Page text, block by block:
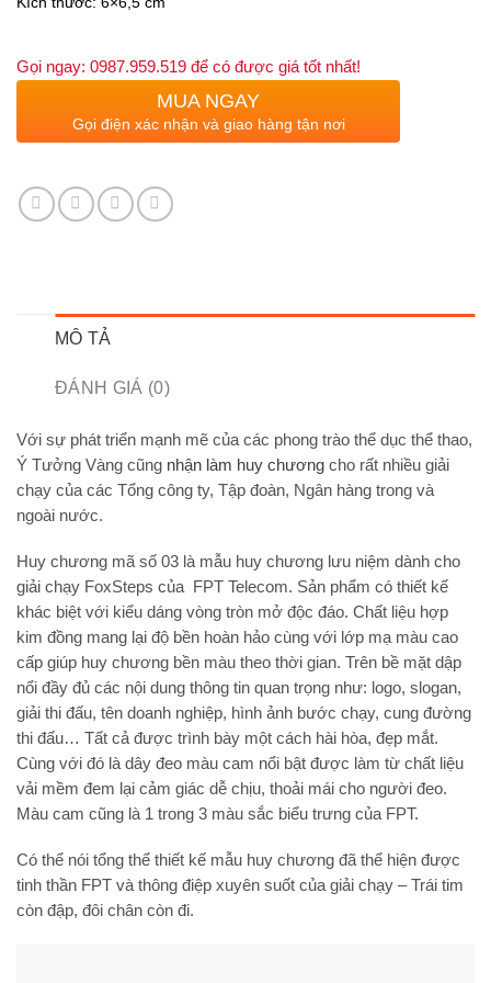
Gọi ngay: 0987.959.519 để có được giá tốt nhất!
MUA NGAY
Gọi điện xác nhận và giao hàng tận nơi
MÔ TẢ
ĐÁNH GIÁ (0)
Với sự phát triển mạnh mẽ của các phong trào thể dục thể thao,
Ý Tưởng Vàng cũng nhận làm huy chương cho rất nhiều giải
chạy của các Tổng công ty, Tập đoàn, Ngân hàng trong và
ngoài nước.
Huy chương mã số 03 là mẫu huy chương lưu niệm dành cho
giải chạy FoxSteps của FPT Telecom. Sản phẩm có thiết kế
khác biệt với kiểu dáng vòng tròn mở độc đáo. Chất liệu hợp
kim đồng mang lại độ bền hoàn hảo cùng với lớp mạ màu cao
cấp giúp huy chương bền màu theo thời gian. Trên bề mặt dập
nổi đầy đủ các nội dung thông tin quan trọng như: logo, slogan,
giải thi đấu, tên doanh nghiệp, hình ảnh bước chạy, cung đường
thi đấu… Tất cả được trình bày một cách hài hòa, đẹp mắt.
Cùng với đó là dây đeo màu cam nổi bật được làm từ chất liệu
vải mềm đem lại cảm giác dễ chịu, thoải mái cho người đeo.
Màu cam cũng là 1 trong 3 màu sắc biểu trưng của FPT.
Có thể nói tổng thể thiết kế mẫu huy chương đã thể hiện được
tinh thần FPT và thông điệp xuyên suốt của giải chạy – Trái tim
còn đập, đôi chân còn đi.